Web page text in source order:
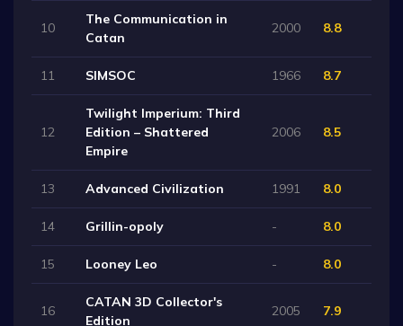
10
The Communication in
Catan
2000 8.8
11 SIMSOC 1966 8.7
12
Twilight Imperium: Third
Edition – Shattered
Empire
2006 8.5
13 Advanced Civilization 1991 8.0
14 Grillin-opoly - 8.0
15 Looney Leo - 8.0
16
CATAN 3D Collector's
Edition
2005 7.9